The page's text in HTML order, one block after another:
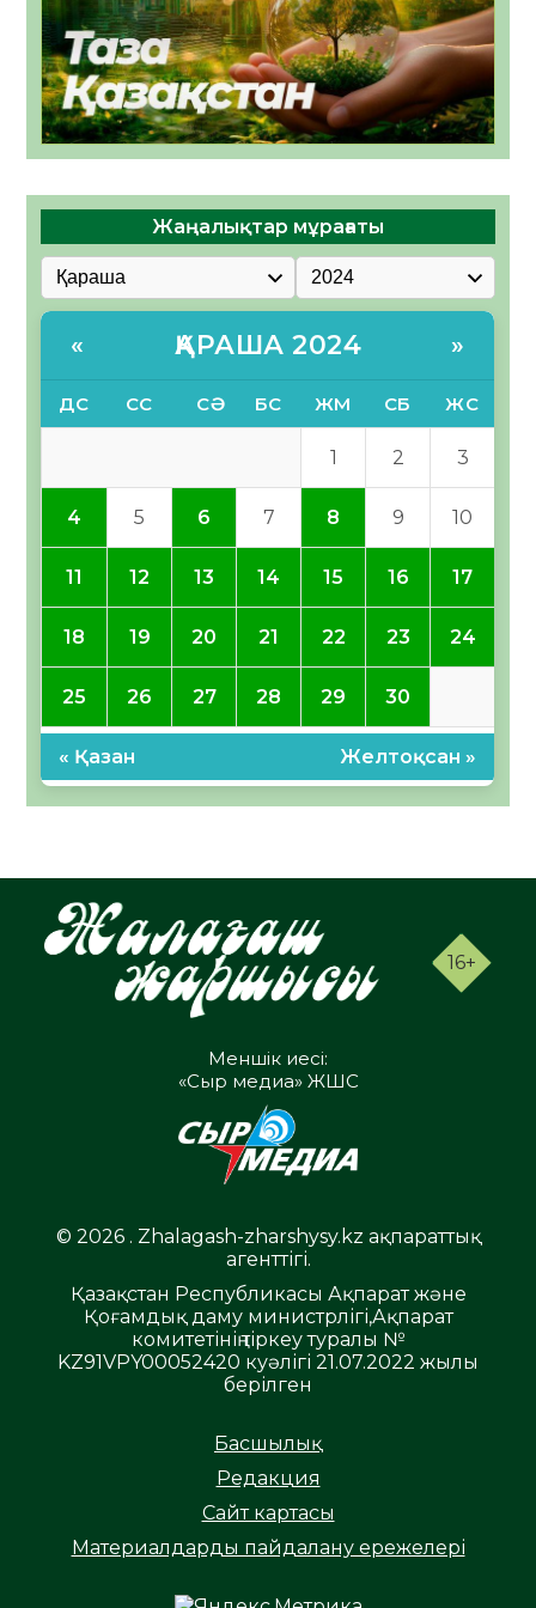
Жаңалықтар мұрағаты
« ҚАРАША 2024 »
ДС СС СӘ БС ЖМ СБ ЖС
1 2 3
4 5 6 7 8 9 10
11 12 13 14 15 16 17
18 19 20 21 22 23 24
25 26 27 28 29 30
« Қазан Желтоқсан »
16+
Меншік иесі:
«Сыр медиа» ЖШС
© 2026 . Zhalagash-zharshysy.kz ақпараттық
агенттігі.
Қазақстан Республикасы Ақпарат және
Қоғамдық даму министрлігі,Ақпарат
комитетінің тіркеу туралы №
KZ91VPY00052420 куәлігі 21.07.2022 жылы
берілген
Басшылық
Редакция
Сайт картасы
Материалдарды пайдалану ережелері